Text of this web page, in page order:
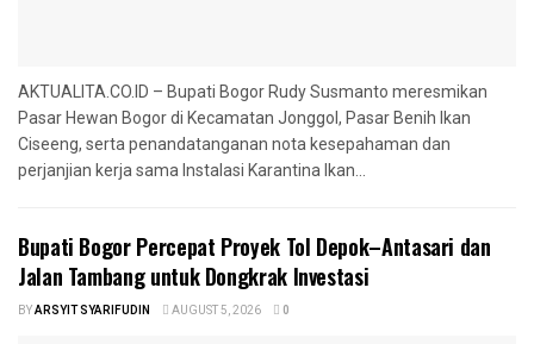
AKTUALITA.CO.ID – Bupati Bogor Rudy Susmanto meresmikan
Pasar Hewan Bogor di Kecamatan Jonggol, Pasar Benih Ikan
Ciseeng, serta penandatanganan nota kesepahaman dan
perjanjian kerja sama Instalasi Karantina Ikan...
Bupati Bogor Percepat Proyek Tol Depok–Antasari dan
Jalan Tambang untuk Dongkrak Investasi
BYARSYIT SYARIFUDIN AUGUST 5, 2026 0